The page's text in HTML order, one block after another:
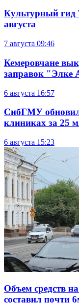
Культурный гид
августа
7 августа 09:46
Кемеровчане
заправок "Элке
6 августа 16:57
СибГМУ обновил
клиниках за 25
6 августа 15:23
Объем средств
составил почти